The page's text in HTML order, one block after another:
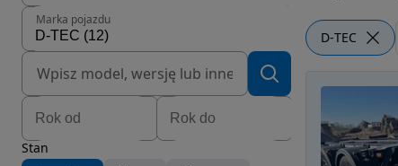
D-TEC
Marka pojazdu
Stan